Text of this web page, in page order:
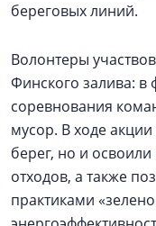
береговых линий.
Волонтеры
Финского залива: в
соревнования
мусор. В ходе
берег, но и
отходов, а также
практиками